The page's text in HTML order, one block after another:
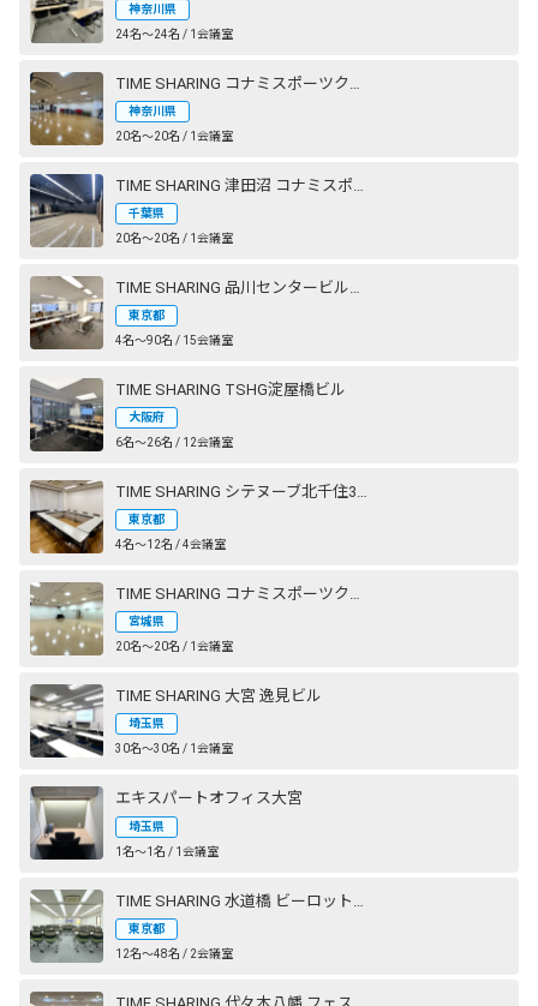
神奈川県
24名〜24名 / 1会議室
神奈川県
20名〜20名 / 1会議室
千葉県
20名〜20名 / 1会議室
TIME SHARING 品川センタービルディング
東京都
4名〜90名 / 15会議室
TIME SHARING TSHG淀屋橋ビル
大阪府
6名〜26名 / 12会議室
TIME SHARING シテヌーブ北千住30A棟
東京都
4名〜12名 / 4会議室
TIME SHARING コナミスポーツクラブ 仙台長町
宮城県
20名〜20名 / 1会議室
TIME SHARING 大宮 逸見ビル
埼玉県
30名〜30名 / 1会議室
エキスパートオフィス大宮
埼玉県
1名〜1名 / 1会議室
東京都
12名〜48名 / 2会議室